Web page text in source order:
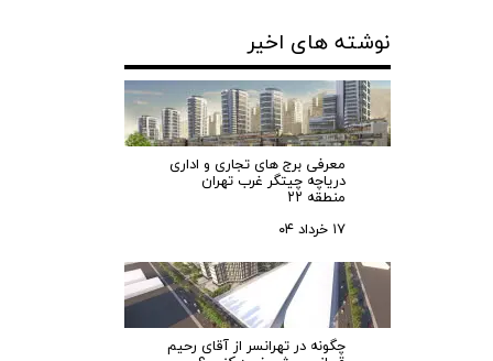
نوشته های اخیر
معرفی برج های تجاری و اداری
دریاچه چیتگر غرب تهران
منطقه ۲۲
۱۷ خرداد ۰۴
چگونه در تهرانسر از آقای رحیم